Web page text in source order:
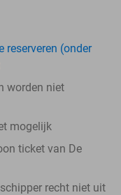
reserveren (onder
worden niet
mogelijk
ticket van De
recht niet uit